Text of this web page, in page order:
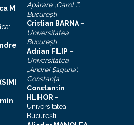
M
Apărare „Carol I”,
Bucureşti
Cristian BARNA –
Universitatea
Bucureşti
Adrian FILIP –
Universitatea
„AndreiŞaguna”,
Constanţa
Constantin
HLIHOR –
Universitatea
Bucureşti